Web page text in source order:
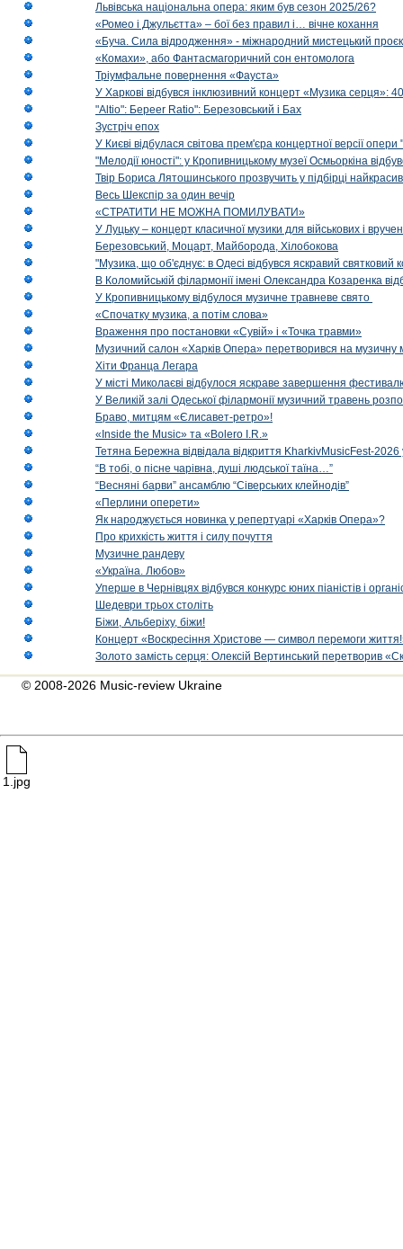
Львівська національна опера: яким був сезон 2025/26?
«Ромео і Джульєтта» – бої без правил і… вічне кохання
«Буча. Сила відродження» - міжнародний мистецький
«Комахи», або Фантасмагоричний сон ентомолога
Тріумфальне повернення «Фауста»
У Харкові відбувся інклюзивний концерт «Музика серця»:
"Altio": Береer Ratio": Березовський і Бах
Зустріч епох
У Києві відбулася світова прем'єра концертної версії
"Мелодії юності": у Кропивницькому музеї Осмьоркіна
Твір Бориса Лятошинського прозвучить у підбірці
Весь Шекспір за один вечір
«СТРАТИТИ НЕ МОЖНА ПОМИЛУВАТИ»
У Луцьку – концерт класичної музики для військових і
Березовський, Моцарт, Майборода, Хілобокова
"Музика, що об'єднує: в Одесі відбувся яскравий
В Коломийській філармонії імені Олександра Козаренка
У Кропивницькому відбулося музичне травневе свято
«Спочатку музика, а потім слова»
Враження про постановки «Сувій» і «Точка травми»
Музичний салон «Харків Опера» перетворився на музичну
Хіти Франца Легара
У місті Миколаєві відбулося яскраве завершення
У Великій залі Одеської філармонії музичний травень
Браво, митцям «Єлисавет-ретро»!
«Inside the Music» та «Bolero I.R.»
Тетяна Бережна відвідала відкриття KharkivMusicFest-2026
“В тобі, о пісне чарівна, душі людської таїна…”
“Весняні барви” ансамблю “Сіверських клейнодів”
«Перлини оперети»
Як народжується новинка у репертуарі «Харків Опера»?
Про крихкість життя і силу почуття
Музичне рандеву
«Україна. Любов»
Уперше в Чернівцях відбувся конкурс юних піаністів і
Шедеври трьох століть
Біжи, Альберіху, біжи!
Концерт «Воскресіння Христове — символ перемоги
Золото замість серця: Олексій Вертинський перетворив
© 2008-2026 Music-review Ukraine
1.jpg